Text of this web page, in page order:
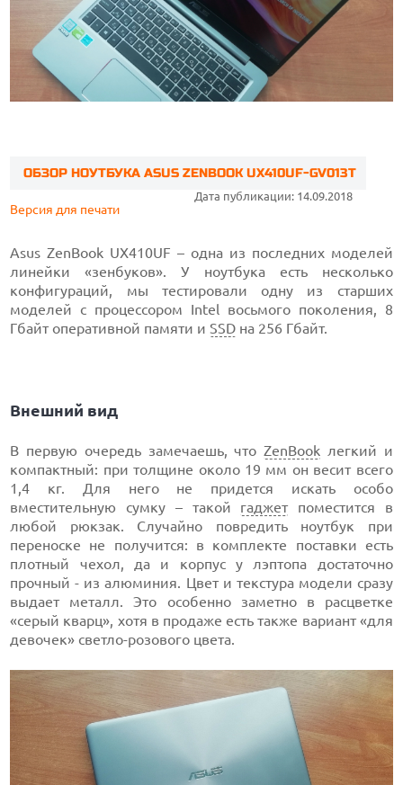
ОБЗОР НОУТБУКА ASUS ZENBOOK UX410UF-GV013T
Дата публикации: 14.09.2018
Версия для печати
Asus ZenBook UX410UF – одна из последних моделей
линейки «зенбуков». У ноутбука есть несколько
конфигураций, мы тестировали одну из старших
моделей с процессором Intel восьмого поколения, 8
Гбайт оперативной памяти иSSD на 256 Гбайт.
Внешний вид
В первую очередь замечаешь, чтоZenBook легкий и
компактный: при толщине около 19 мм он весит всего
1,4 кг. Для него не придется искать особо
вместительную сумку – такой гаджетпоместится в
любой рюкзак. Случайно повредить ноутбук при
переноске не получится: в комплекте поставки есть
плотный чехол, да и корпус у лэптопа достаточно
прочный - из алюминия. Цвет и текстура модели сразу
выдает металл. Это особенно заметно в расцветке
«серый кварц», хотя в продаже есть также вариант «для
девочек» светло-розового цвета.